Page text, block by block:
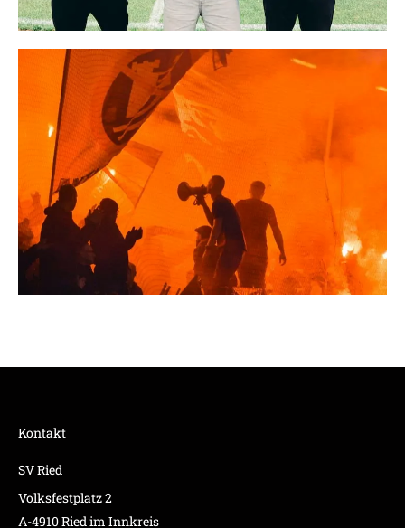
Kontakt
SV Ried
Volksfestplatz 2
A-4910 Ried im Innkreis